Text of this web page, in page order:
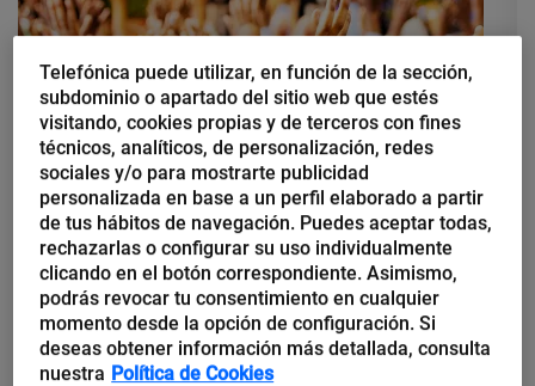
Sergio Vidal
Nuestra herramienta Aristeo en
la Ekoparty 2021
El mes pasado, del 2 al 6 de noviembre, se celebró el evento de
la Ekoparty 2021, donde el Área de Innovación y Laboratorio de
Telefónica Tech disfrutó de...
Telefónica puede utilizar, en función de la sección,
subdominio o apartado del sitio web que estés
visitando, cookies propias y de terceros con fines
técnicos, analíticos, de personalización, redes
sociales y/o para mostrarte publicidad
personalizada en base a un perfil elaborado a partir
de tus hábitos de navegación. Puedes aceptar todas,
rechazarlas o configurar su uso individualmente
clicando en el botón correspondiente. Asimismo,
podrás revocar tu consentimiento en cualquier
momento desde la opción de configuración. Si
deseas obtener información más detallada, consulta
nuestra Política de Cookies